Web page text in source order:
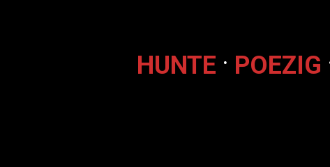
HUNTE . POEZIG